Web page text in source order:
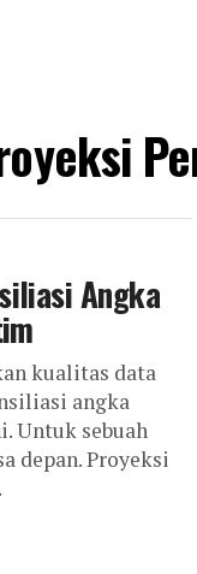
Angka
kualitas data
angka
Untuk sebuah
depan. Proyeksi